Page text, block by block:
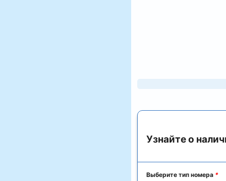
Узнайте о
Выберите тип номера *